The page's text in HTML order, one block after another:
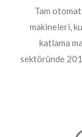
Tam
makineleri,
katlama
sektöründe